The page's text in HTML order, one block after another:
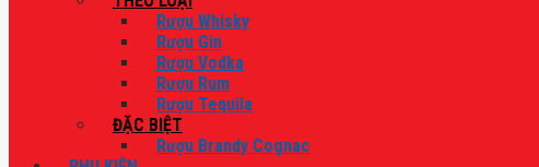
Rượu Whisky
Rượu Gin
Rượu Vodka
Rượu Rum
Rượu Tequila
ĐẶC BIỆT
Rượu Brandy Cognac